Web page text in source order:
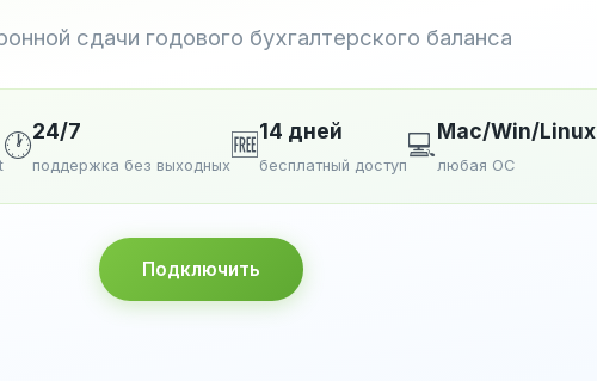
сдачи годового бухгалтерского баланса
🕐24/7
поддержка без выходных
🆓14 дней
бесплатный доступ
💻Mac/Win/Linux
любая ОС
Подключить